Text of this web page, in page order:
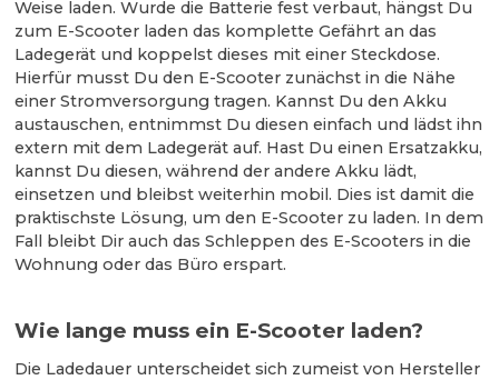
Weise laden. Wurde die Batterie fest verbaut, hängst Du
zum E-Scooter laden das komplette Gefährt an das
Ladegerät und koppelst dieses mit einer Steckdose.
Hierfür musst Du den E-Scooter zunächst in die Nähe
einer Stromversorgung tragen. Kannst Du den Akku
austauschen, entnimmst Du diesen einfach und lädst ihn
extern mit dem Ladegerät auf. Hast Du einen Ersatzakku,
kannst Du diesen, während der andere Akku lädt,
einsetzen und bleibst weiterhin mobil. Dies ist damit die
praktischste Lösung, um den E-Scooter zu laden. In dem
Fall bleibt Dir auch das Schleppen des E-Scooters in die
Wohnung oder das Büro erspart.
Wie lange muss ein E-Scooter laden?
Die Ladedauer unterscheidet sich zumeist von Hersteller